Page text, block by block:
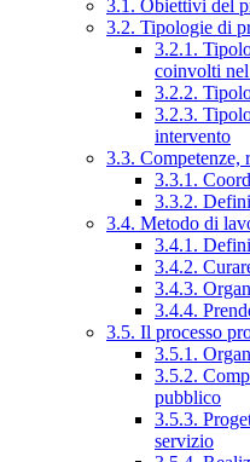
3.1. Obiettivi del
3.2. Tipologie di
3.2.1.
coinvolti
3.2.2.
3.2.3.
intervento
3.3.
3.3.1.
3.3.2.
3.4. Metodo di
3.4.1.
3.4.2.
3.4.3.
3.4.4.
3.5. Il processo
3.5.1.
3.5.2.
pubblico
3.5.3.
servizio